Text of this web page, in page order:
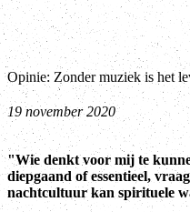
Opinie: Zonder muziek is het
19 november 2020
"Wie denkt voor mij te
diepgaand of essentieel,
nachtcultuur kan spirituele